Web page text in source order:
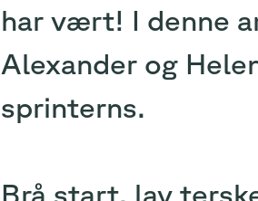
har vært! I denne
Alexander og
sprinterns.
Brå start, lav